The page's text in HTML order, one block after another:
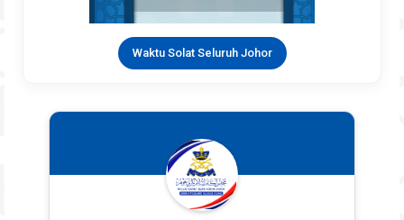
Waktu Solat Seluruh Johor